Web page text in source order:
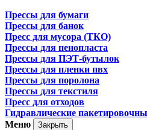
Прессы для бумаги
Прессы для банок
Пресс для мусора (ТКО)
Прессы для пенопласта
Прессы для ПЭТ-бутылок
Прессы для пленки пвх
Прессы для поролона
Прессы для текстиля
Пресс для отходов
Гидравлические
Меню
Закрыть